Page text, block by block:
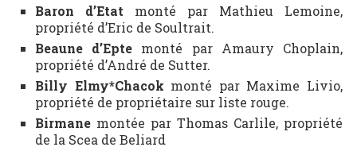
Baron d’Etatmonté par Mathieu Lemoine,
propriété d’Eric de Soultrait.
Beaune d’Epte monté par Amaury Choplain,
propriété d’André de Sutter.
Billy Elmy*Chacok monté par Maxime Livio,
propriété de propriétaire sur liste rouge.
Birmanemontée par Thomas Carlile, propriété
de la Scea de Beliard